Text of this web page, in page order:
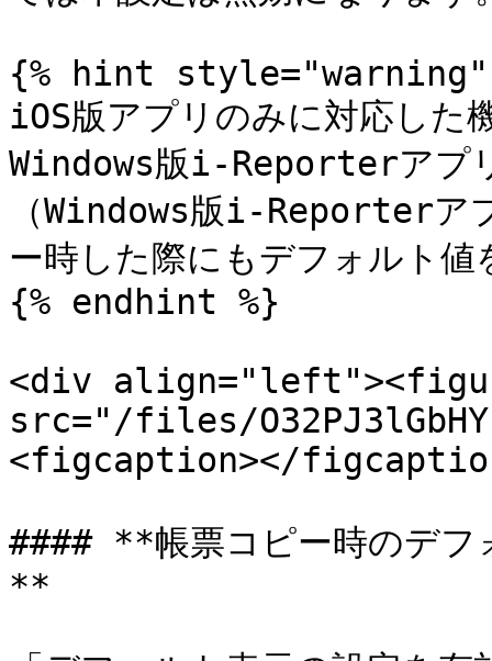
{% hint style="warning"
iOS版アプリのみに対応した
Windows版i-Reporterアプ
（Windows版i-Reporterア
ー時した際にもデフォルト値
{% endhint %}
<div
src="/files/
<figcaption></
#### **帳票コピー時のデフ
**